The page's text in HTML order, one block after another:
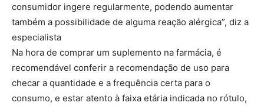
consumidor ingere regularmente, podendo aumentar
também a possibilidade de alguma reação alérgica”, diz a
especialista
Na hora de comprar um suplemento na farmácia, é
recomendável conferir a recomendação de uso para
checar a quantidade e a frequência certa para o
consumo, e estar atento à faixa etária indicada no rótulo,